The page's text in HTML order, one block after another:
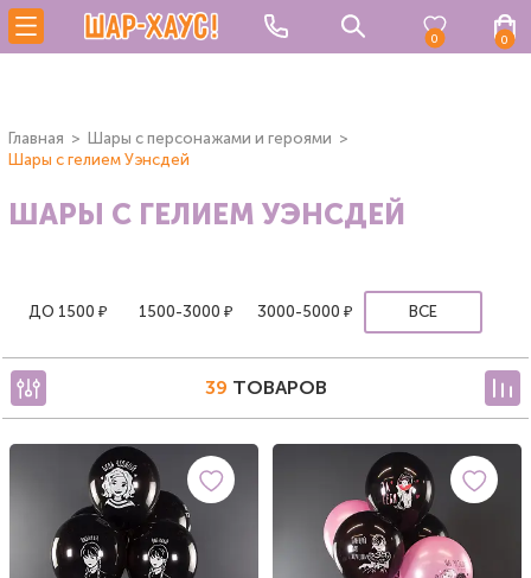
0 0
Главная
Шары с персонажами и героями
Шары с гелием Уэнсдей
ШАРЫ С ГЕЛИЕМ УЭНСДЕЙ
ДО 1500 ₽ 1500-3000 ₽ 3000-5000 ₽ ВСЕ
39 ТОВАРОВ